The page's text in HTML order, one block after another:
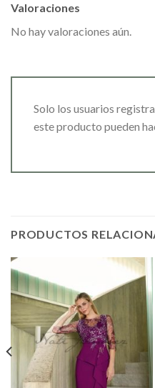
Valoraciones
No hay valoraciones aún.
Solo los usuarios
este producto pueden
PRODUCTOS